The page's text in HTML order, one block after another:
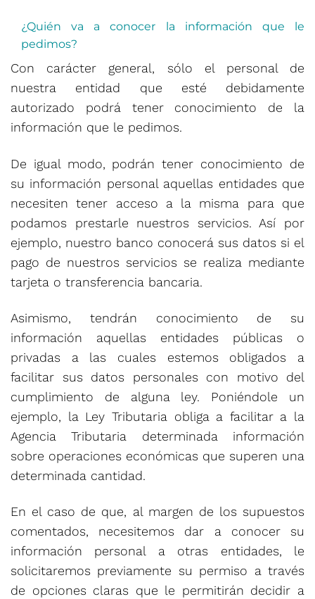
¿Quién va a conocer la información que le
pedimos?
Con carácter general, sólo el personal de
nuestra entidad que esté debidamente
autorizado podrá tener conocimiento de la
información que le pedimos.
De igual modo, podrán tener conocimiento de
su información personal aquellas entidades que
necesiten tener acceso a la misma para que
podamos prestarle nuestros servicios. Así por
ejemplo, nuestro banco conocerá sus datos si el
pago de nuestros servicios se realiza mediante
tarjeta o transferencia bancaria.
Asimismo, tendrán conocimiento de su
información aquellas entidades públicas o
privadas a las cuales estemos obligados a
facilitar sus datos personales con motivo del
cumplimiento de alguna ley. Poniéndole un
ejemplo, la Ley Tributaria obliga a facilitar a la
Agencia Tributaria determinada información
sobre operaciones económicas que superen una
determinada cantidad.
En el caso de que, al margen de los supuestos
comentados, necesitemos dar a conocer su
información personal a otras entidades, le
solicitaremos previamente su permiso a través
de opciones claras que le permitirán decidir a